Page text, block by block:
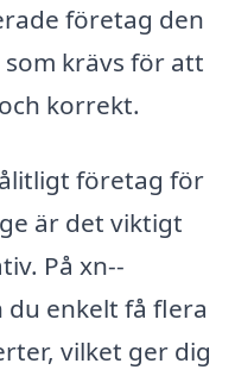
företag den
krävs för att
korrekt.
företag för
är det viktigt
På xn--
enkelt få flera
vilket ger dig